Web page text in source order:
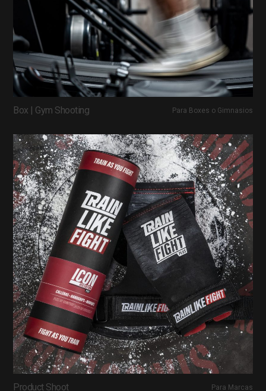
Box | Gym Shooting Para Boxes o Gimnasios
Product Shoot Para Marcas